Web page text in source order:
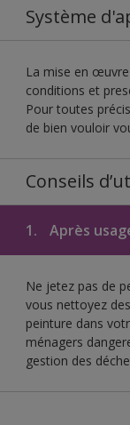
Système
La mise en
conditions et
Pour toutes
de bien vouloir
Conseils
1. Après
Ne jetez pas de
vous nettoyez
peinture dans
ménagers
gestion des